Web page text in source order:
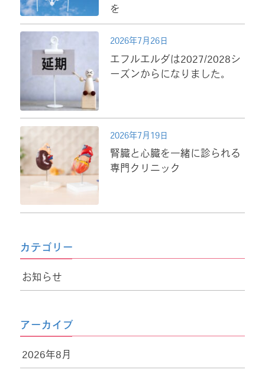
を
エフルエルダは2027/2028シ
ーズンからになりました。
2026年7月26日
腎臓と心臓を一緒に診られる
専門クリニック
2026年7月19日
カテゴリー
お知らせ
アーカイブ
2026年8月